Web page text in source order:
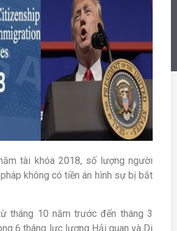
tài khóa 2018, số lượng người
không có tiền án hình sự bị bắt
tháng 10 năm trước đến tháng 3
6 tháng lực lượng Hải quan và Di